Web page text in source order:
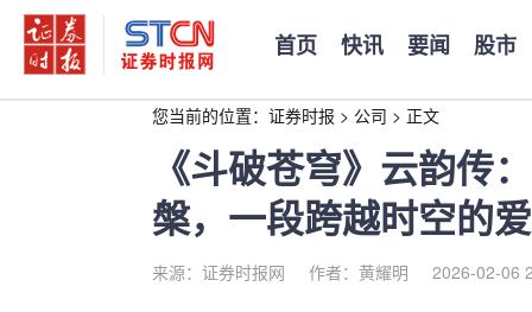
首页 快讯 要闻 股市
您当前的位置： 证券时报 > 公司 > 正文
《斗破苍穹》云韵传
槃，一段跨越时空的
来源：证券时报网 作者：黄耀明 2026-02-06